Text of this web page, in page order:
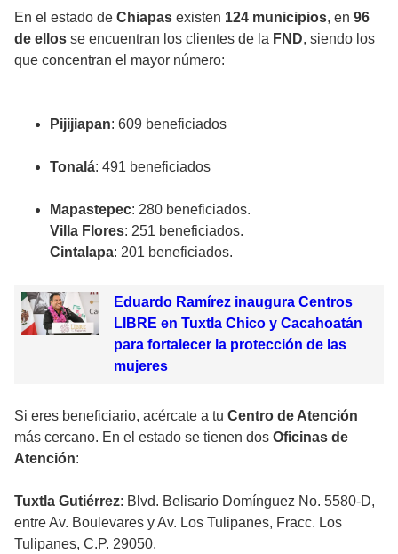
En el estado de Chiapas existen 124 municipios, en 96
de ellos se encuentran los clientes de la FND, siendo los
que concentran el mayor número:
Pijijiapan: 609 beneficiados
Tonalá: 491 beneficiados
Mapastepec: 280 beneficiados.
Villa Flores: 251 beneficiados.
Cintalapa: 201 beneficiados.
Eduardo Ramírez inaugura Centros
LIBRE en Tuxtla Chico y Cacahoatán
para fortalecer la protección de las
mujeres
Si eres beneficiario, acércate a tu Centro de Atención
más cercano. En el estado se tienen dos Oficinas de
Atención:
Tuxtla Gutiérrez: Blvd. Belisario Domínguez No. 5580-D,
entre Av. Boulevares y Av. Los Tulipanes, Fracc. Los
Tulipanes, C.P. 29050.